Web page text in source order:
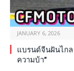
JANUARY 6, 2026
แบรนด์จีนฝันไก
ความบ้า”